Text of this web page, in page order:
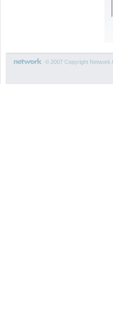
© 2007 Copyright